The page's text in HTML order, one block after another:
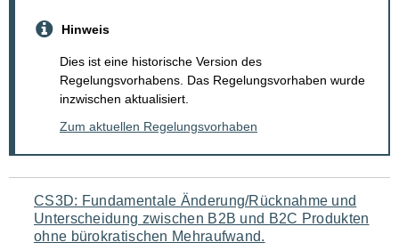
Hinweis
Dies ist eine historische Version des
Regelungsvorhabens. Das Regelungsvorhaben wurde
inzwischen aktualisiert.
Zum aktuellen Regelungsvorhaben
Navigation
für
CS3D: Fundamentale Änderung/Rücknahme und
Unterscheidung zwischen B2B und B2C Produkten
ohne bürokratischen Mehraufwand.